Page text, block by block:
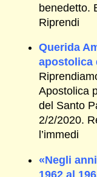
benedetto.
Riprendi
Querida
apostolica
Apostolica
del Santo
2/2/2020.
l’immedi
«Negli
1962 al